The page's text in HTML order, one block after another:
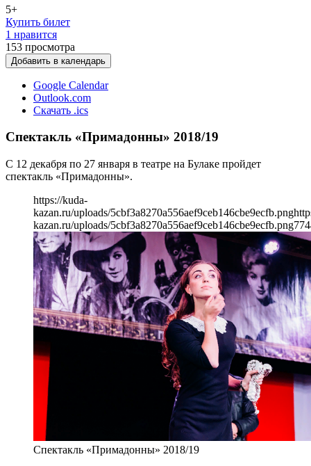
5+
Купить билет
1 нравится
153 просмотра
Добавить в календарь
Google Calendar
Outlook.com
Скачать .ics
Спектакль «Примадонны» 2018/19
С 12 декабря по 27 января в театре на Булаке пройдет
спектакль «Примадонны».
https://kuda-
kazan.ru/uploads/5cbf3a8270a556aef9ceb146cbe9ecfb.png
kazan.ru/uploads/5cbf3a8270a556aef9ceb146cbe9ecfb.png774
Спектакль «Примадонны» 2018/19